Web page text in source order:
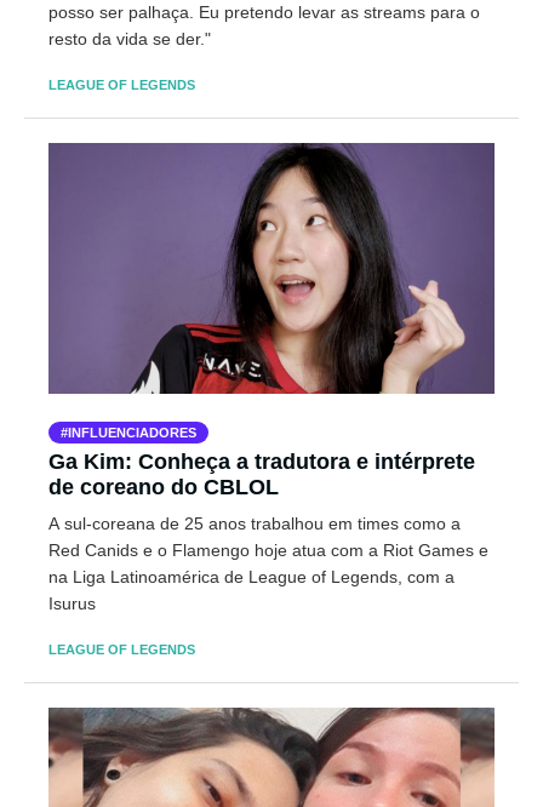
posso ser palhaça. Eu pretendo levar as streams para o
resto da vida se der."
LEAGUE OF LEGENDS
INFLUENCIADORES
Ga Kim: Conheça a tradutora e intérprete
de coreano do CBLOL
A sul-coreana de 25 anos trabalhou em times como a
Red Canids e o Flamengo hoje atua com a Riot Games e
na Liga Latinoamérica de League of Legends, com a
Isurus
LEAGUE OF LEGENDS